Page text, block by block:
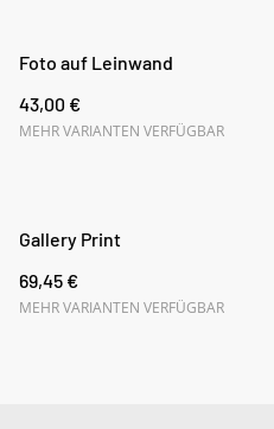
Foto auf Leinwand
43,00 €
MEHR VARIANTEN VERFÜGBAR
Gallery Print
69,45 €
MEHR VARIANTEN VERFÜGBAR